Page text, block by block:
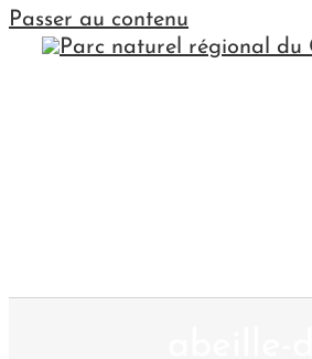
Passer au contenu